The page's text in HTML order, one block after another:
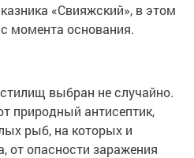
«Свияжский», в этом
момента основания.
выбран не случайно.
природный антисептик,
рыб, на которых и
от опасности заражения